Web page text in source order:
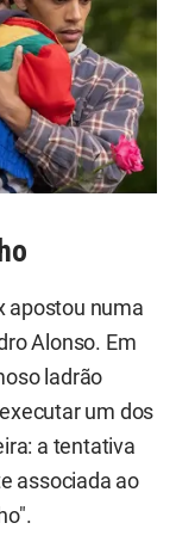
apostou numa
Alonso. Em
ladrão
um dos
a tentativa
associada ao